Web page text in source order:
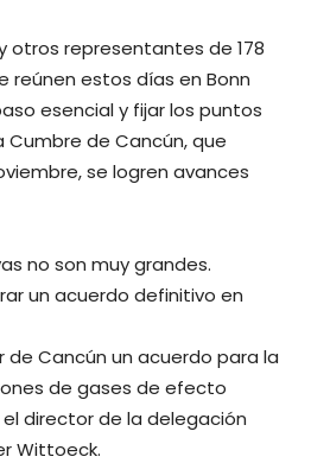
otros representantes de 178
reúnen estos días en Bonn
esencial y fijar los puntos
de Cancún, que
se logren avances
no son muy grandes.
un acuerdo definitivo en
de Cancún un acuerdo para la
de gases de efecto
el director de la delegación
Wittoeck.